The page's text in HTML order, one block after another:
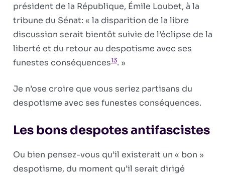
président de la République, Émile Loubet, à la
tribune du Sénat: « la disparition de la libre
discussion serait bientôt suivie de l’éclipse de la
liberté et du retour au despotisme avec ses
funestes conséquences13. »
Je n’ose croire que vous seriez partisans du
despotisme avec ses funestes conséquences.
Les bons despotes antifascistes
Ou bien pensez-vous qu’il existerait un « bon »
despotisme, du moment qu’il serait dirigé